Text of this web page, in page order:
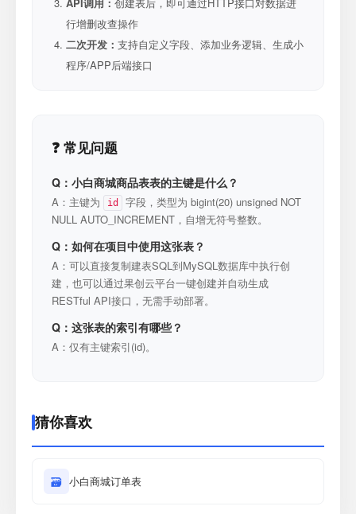
行增删改查操作
二次开发： 支持自定义字段、添加业务逻辑、生成小
程序/APP后端接口
❓ 常见问题
Q：小白商城商品表表的主键是什么？
A：主键为 id
字段，类型为 bigint(20) unsigned NOT
NULL AUTO_INCREMENT，自增无符号整数。
Q：如何在项目中使用这张表？
A：可以直接复制建表SQL到MySQL数据库中执行创
建，也可以通过果创云平台一键创建并自动生成
RESTful API接口，无需手动部署。
Q：这张表的索引有哪些？
A：仅有主键索引(id)。
猜你喜欢
🗃 小白商城订单表